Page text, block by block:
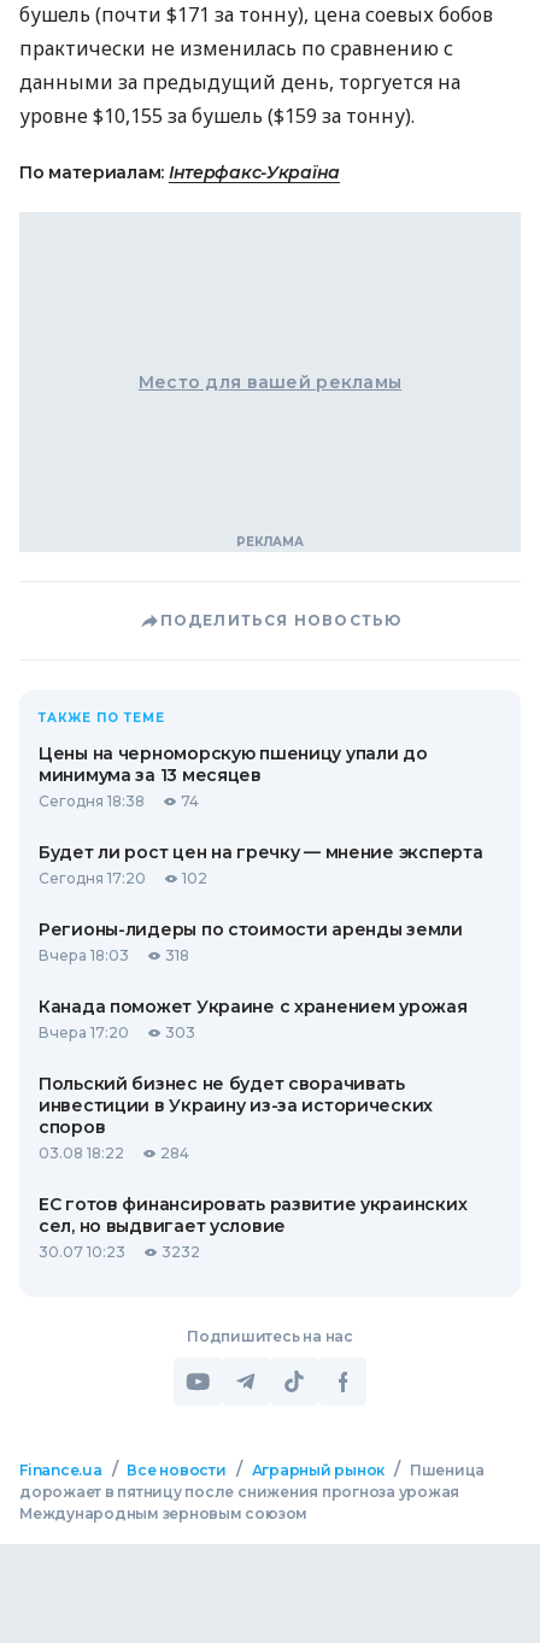
бушель (почти $171 за тонну), цена соевых бобов
практически не изменилась по сравнению с
данными за предыдущий день, торгуется на
уровне $10,155 за бушель ($159 за тонну).
По материалам: Інтерфакс-Україна
Место для вашей рекламы
ПОДЕЛИТЬСЯ НОВОСТЬЮ
ТАКЖЕ ПО ТЕМЕ
Цены на черноморскую пшеницу упали до
минимума за 13 месяцев
Сегодня 18:38 74
Будет ли рост цен на гречку — мнение эксперта
Сегодня 17:20 102
Регионы-лидеры по стоимости аренды земли
Вчера 18:03 318
Канада поможет Украине с хранением урожая
Вчера 17:20 303
Польский бизнес не будет сворачивать
инвестиции в Украину из-за исторических
споров
03.08 18:22 284
ЕС готов финансировать развитие украинских
сел, но выдвигает условие
30.07 10:23 3232
Подпишитесь на нас
Finance.ua / Все новости / Аграрный рынок /
Пшеница
дорожает в пятницу после снижения прогноза урожая
Международным зерновым союзом